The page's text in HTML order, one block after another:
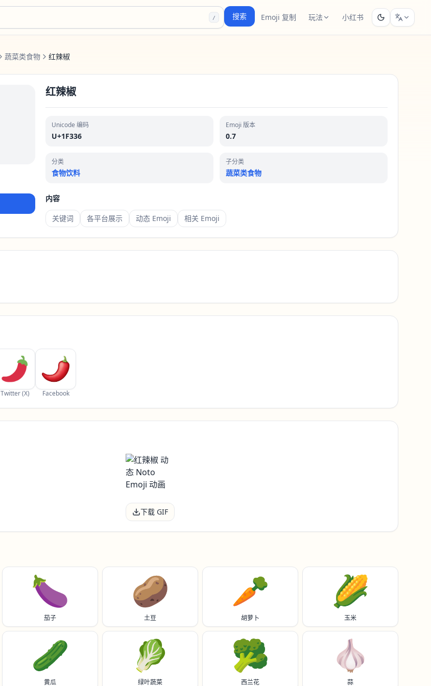
/ 搜索 Emoji 复制 玩法 小红书
蔬菜类食物 红辣椒
红辣椒
Unicode 编码
U+1F336
Emoji 版本
0.7
分类
食物饮料
子分类
蔬菜类食物
内容
关键词 各平台展示 动态 Emoji 相关 Emoji
Twitter (X) Facebook
下载 GIF
🍆
茄子
🥔
土豆
🥕
胡萝卜
🌽
玉米
🥒
黄瓜
🥬
绿叶蔬菜
🥦
西兰花
🧄
蒜